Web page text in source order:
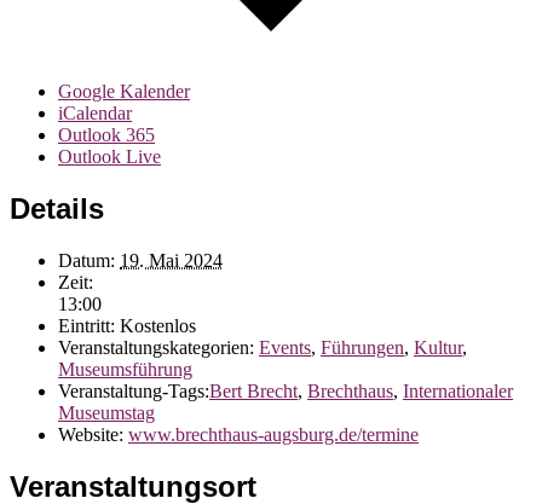
Google Kalender
iCalendar
Outlook 365
Outlook Live
Details
Datum: 19. Mai 2024
Zeit:
13:00
Eintritt: Kostenlos
Veranstaltungskategorien: Events, Führungen, Kultur,
Museumsführung
Veranstaltung-Tags:Bert Brecht, Brechthaus, Internationaler
Museumstag
Website: www.brechthaus-augsburg.de/termine
Veranstaltungsort